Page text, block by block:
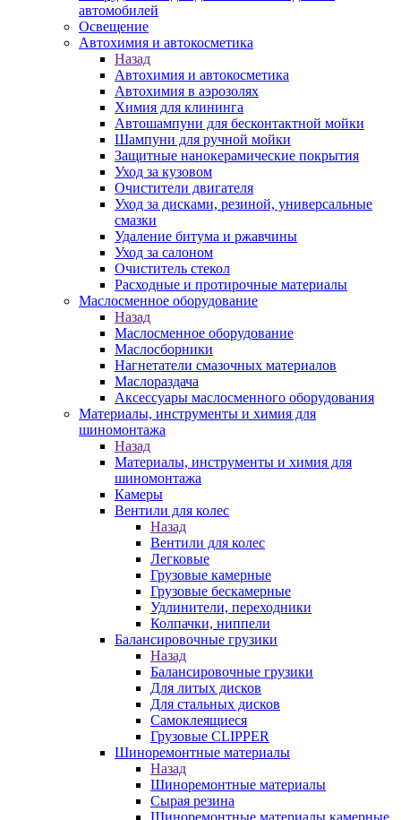
автомобилей
Освещение
Автохимия и автокосметика
Назад
Автохимия и автокосметика
Автохимия в аэрозолях
Химия для клининга
Автошампуни для бесконтактной мойки
Шампуни для ручной мойки
Защитные нанокерамические покрытия
Уход за кузовом
Очистители двигателя
Уход за дисками, резиной, универсальные
смазки
Удаление битума и ржавчины
Уход за салоном
Очиститель стекол
Расходные и протирочные материалы
Маслосменное оборудование
Назад
Маслосменное оборудование
Маслосборники
Нагнетатели смазочных материалов
Маслораздача
Аксессуары маслосменного оборудования
Материалы, инструменты и химия для
шиномонтажа
Назад
Материалы, инструменты и химия для
шиномонтажа
Камеры
Вентили для колес
Назад
Вентили для колес
Легковые
Грузовые камерные
Грузовые бескамерные
Удлинители, переходники
Колпачки, ниппели
Балансировочные грузики
Назад
Балансировочные грузики
Для литых дисков
Для стальных дисков
Самоклеящиеся
Грузовые CLIPPER
Шиноремонтные материалы
Назад
Шиноремонтные материалы
Сырая резина
Шиноремонтные материалы камерные